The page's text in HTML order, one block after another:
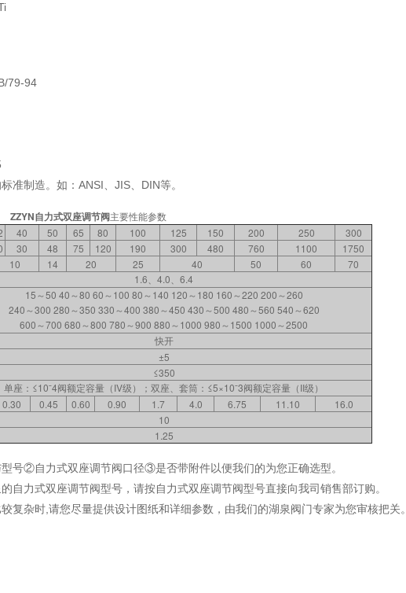
79-94
准制造。如：ANSI、JIS、DIN等。
ZZYN自力式双座调节阀主要性能参数
40 50 65 80 100 125 150 200 250
300
30 48 75 120 190 300 480 760 1100
1750
10 14 20 25 40 50 60
70
1.6、4.0、6.4
15～50 40～80 60～100 80～140 120～180 160～220 200～260
240～300 280～350 330～400 380～450 430～500 480～560 540～620
600～700 680～800 780～900 880～1000 980～1500 1000～2500
快开
±5
≤350
单座：≤10ˉ4阀额定容量（IV级）；双座、套筒：≤5×10ˉ3阀额定容量（II级）
0.30 0.45 0.60 0.90 1.7 4.0 6.75 11.10
16.0
10
1.25
号②自力式双座调节阀口径③是否带附件以便我们的为您正确选型。
自力式双座调节阀型号，请按自力式双座调节阀型号直接向我司销售部订购。
复杂时,请您尽量提供设计图纸和详细参数，由我们的湖泉阀门专家为您审核把关。